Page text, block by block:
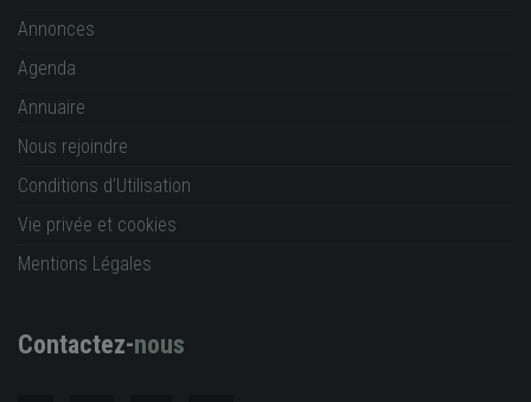
Annonces
Agenda
Annuaire
Nous rejoindre
Conditions d'Utilisation
Vie privée et cookies
Mentions Légales
Contactez-nous